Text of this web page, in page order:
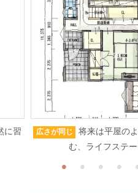
に習 広さが同じ
将来は平屋の
む、ライフステ